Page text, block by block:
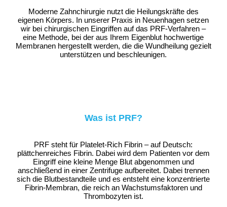
Moderne Zahnchirurgie nutzt die Heilungskräfte des
eigenen Körpers. In unserer Praxis in Neuenhagen setzen
wir bei chirurgischen Eingriffen auf das PRF-Verfahren –
eine Methode, bei der aus Ihrem Eigenblut hochwertige
Membranen hergestellt werden, die die Wundheilung gezielt
unterstützen und beschleunigen.
Was ist PRF?
PRF steht für Platelet-Rich Fibrin – auf Deutsch:
plättchenreiches Fibrin. Dabei wird dem Patienten vor dem
Eingriff eine kleine Menge Blut abgenommen und
anschließend in einer Zentrifuge aufbereitet. Dabei trennen
sich die Blutbestandteile und es entsteht eine konzentrierte
Fibrin-Membran, die reich an Wachstumsfaktoren und
Thrombozyten ist.